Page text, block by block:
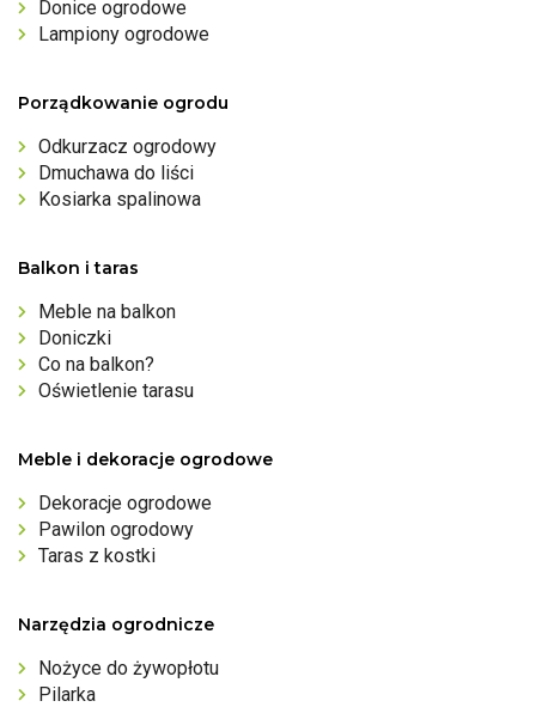
Donice ogrodowe
Lampiony ogrodowe
Porządkowanie ogrodu
Odkurzacz ogrodowy
Dmuchawa do liści
Kosiarka spalinowa
Balkon i taras
Meble na balkon
Doniczki
Co na balkon?
Oświetlenie tarasu
Meble i dekoracje ogrodowe
Dekoracje ogrodowe
Pawilon ogrodowy
Taras z kostki
Narzędzia ogrodnicze
Nożyce do żywopłotu
Pilarka